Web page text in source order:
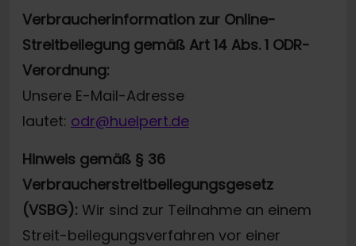
Verbraucherinformation zur Online-
Streitbeilegung gemäß Art 14 Abs. 1 ODR-
Verordnung:
Unsere E-Mail-Adresse
lautet: odr@huelpert.de
Hinweis gemäß § 36
Verbraucherstreitbeilegungsgesetz
(VSBG): Wir sind zur Teilnahme an einem
Streit-beilegungsverfahren vor einer